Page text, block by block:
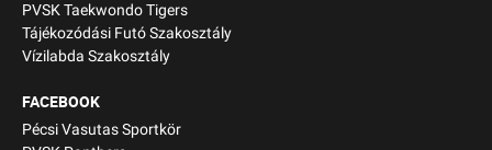
PVSK Taekwondo Tigers
Tájékozódási Futó Szakosztály
Vízilabda Szakosztály
FACEBOOK
Pécsi Vasutas Sportkör